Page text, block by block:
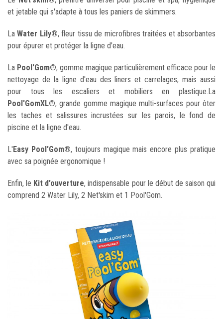
et jetable qui s'adapte à tous les paniers de skimmers.
La Water Lily®, fleur tissu de microfibres traitées et absorbantes
pour épurer et protéger la ligne d'eau.
La Pool'Gom®, gomme magique particulièrement efficace pour le
nettoyage de la ligne d'eau des liners et carrelages, mais aussi
pour tous les escaliers et mobiliers en plastique.La
Pool'GomXL®, grande gomme magique multi-surfaces pour ôter
les taches et salissures incrustées sur les parois, le fond de
piscine et la ligne d'eau.
L'Easy Pool'Gom®, toujours magique mais encore plus pratique
avec sa poignée ergonomique !
Enfin, le Kit d'ouverture, indispensable pour le début de saison qui
comprend 2 Water Lily, 2 Net'skim et 1 Pool'Gom.